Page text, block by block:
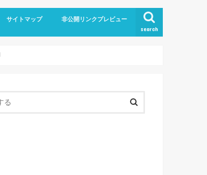
search
サイトマップ 非公開リンクプレビュー